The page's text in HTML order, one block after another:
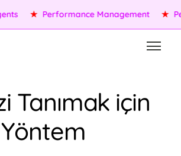
★ Performance Management ★
Tanımak için